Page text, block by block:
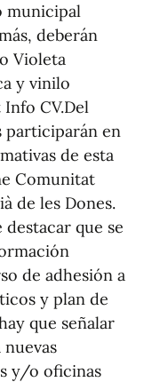
municipal
deberán
Violeta
y vinilo
CV.Del
participarán en
de esta
Comunitat
de les Dones.
que se
de adhesión a
y plan de
que señalar
y/o oficinas